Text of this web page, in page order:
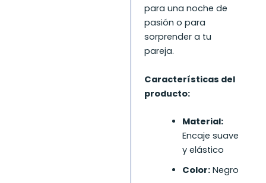
para una noche de
pasión o para
sorprender a tu
pareja.
Características del
producto:
Material:
Encaje suave
y elástico
Color:Negro